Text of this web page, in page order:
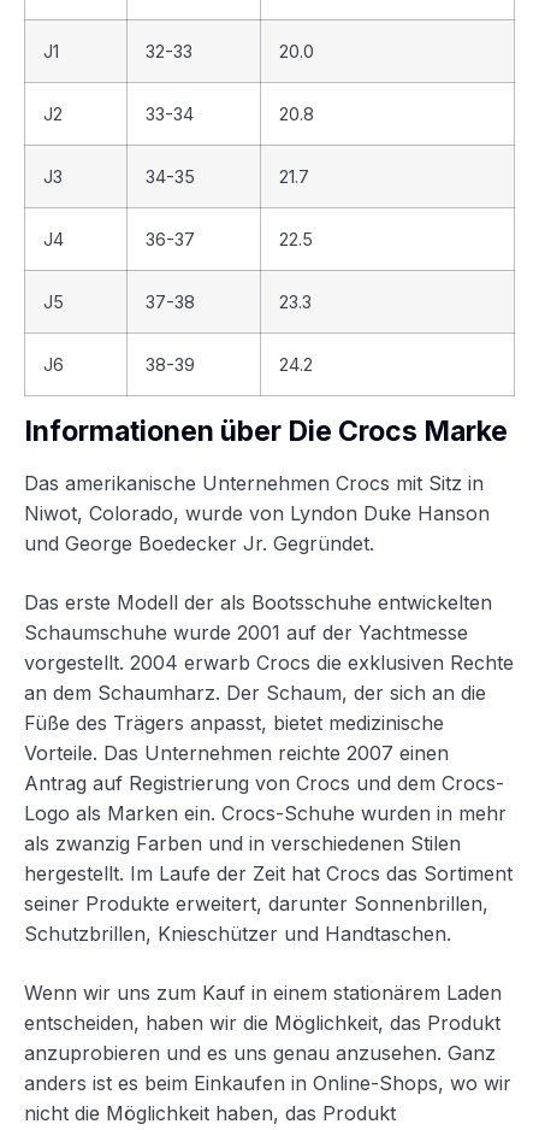
J1 32-33 20.0
J2 33-34 20.8
J3 34-35 21.7
J4 36-37 22.5
J5 37-38 23.3
J6 38-39 24.2
Informationen über Die Crocs Marke
Das amerikanische Unternehmen Crocs mit Sitz in
Niwot, Colorado, wurde von Lyndon Duke Hanson
und George Boedecker Jr. Gegründet.
Das erste Modell der als Bootsschuhe entwickelten
Schaumschuhe wurde 2001 auf der Yachtmesse
vorgestellt. 2004 erwarb Crocs die exklusiven Rechte
an dem Schaumharz. Der Schaum, der sich an die
Füße des Trägers anpasst, bietet medizinische
Vorteile. Das Unternehmen reichte 2007 einen
Antrag auf Registrierung von Crocs und dem Crocs-
Logo als Marken ein. Crocs-Schuhe wurden in mehr
als zwanzig Farben und in verschiedenen Stilen
hergestellt. Im Laufe der Zeit hat Crocs das Sortiment
seiner Produkte erweitert, darunter Sonnenbrillen,
Schutzbrillen, Knieschützer und Handtaschen.
Wenn wir uns zum Kauf in einem stationärem Laden
entscheiden, haben wir die Möglichkeit, das Produkt
anzuprobieren und es uns genau anzusehen. Ganz
anders ist es beim Einkaufen in Online-Shops, wo wir
nicht die Möglichkeit haben, das Produkt